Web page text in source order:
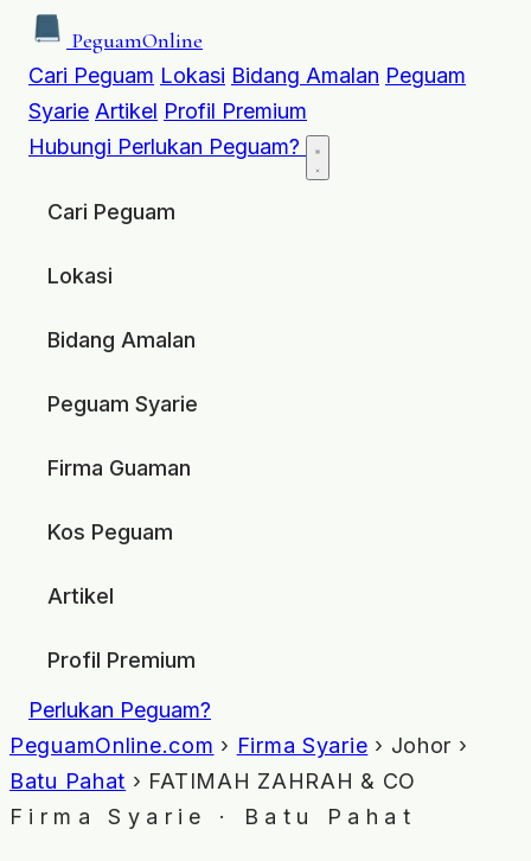
PeguamOnline
Cari Peguam Lokasi Bidang Amalan Peguam
Syarie Artikel Profil Premium
Hubungi Perlukan Peguam?
Cari Peguam
Lokasi
Bidang Amalan
Peguam Syarie
Firma Guaman
Kos Peguam
Artikel
Profil Premium
Perlukan Peguam?
PeguamOnline.com › Firma Syarie › Johor ›
Batu Pahat › FATIMAH ZAHRAH & CO
Firma Syarie · Batu Pahat